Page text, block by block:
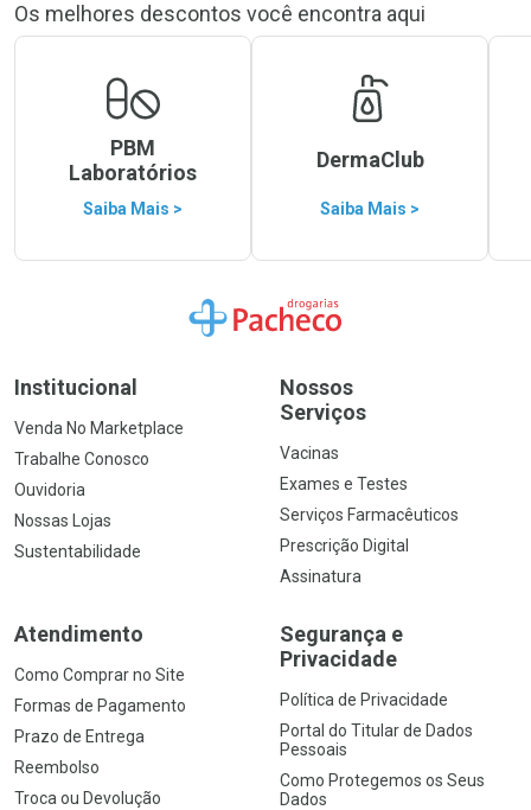
Os melhores descontos você encontra aqui
PBM
Laboratórios
Saiba Mais >
DermaClub
Saiba Mais >
Ir para a Home
Institucional
Venda No Marketplace
Trabalhe Conosco
Ouvidoria
Nossas Lojas
Sustentabilidade
Nossos
Serviços
Vacinas
Exames e Testes
Serviços Farmacêuticos
Prescrição Digital
Assinatura
Atendimento
Como Comprar no Site
Formas de Pagamento
Prazo de Entrega
Reembolso
Troca ou Devolução
Segurança e
Privacidade
Política de Privacidade
Portal do Titular de Dados
Pessoais
Como Protegemos os Seus
Dados